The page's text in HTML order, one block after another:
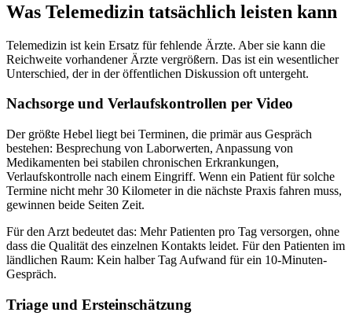
Was Telemedizin tatsächlich leisten kann
Telemedizin ist kein Ersatz für fehlende Ärzte. Aber sie kann die
Reichweite vorhandener Ärzte vergrößern. Das ist ein wesentlicher
Unterschied, der in der öffentlichen Diskussion oft untergeht.
Nachsorge und Verlaufskontrollen per Video
Der größte Hebel liegt bei Terminen, die primär aus Gespräch
bestehen: Besprechung von Laborwerten, Anpassung von
Medikamenten bei stabilen chronischen Erkrankungen,
Verlaufskontrolle nach einem Eingriff. Wenn ein Patient für solche
Termine nicht mehr 30 Kilometer in die nächste Praxis fahren muss,
gewinnen beide Seiten Zeit.
Für den Arzt bedeutet das: Mehr Patienten pro Tag versorgen, ohne
dass die Qualität des einzelnen Kontakts leidet. Für den Patienten im
ländlichen Raum: Kein halber Tag Aufwand für ein 10-Minuten-
Gespräch.
Triage und Ersteinschätzung